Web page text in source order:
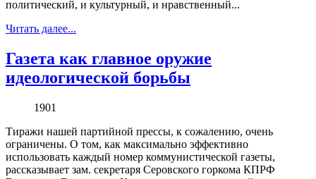
политический, и культурный, и нравственный...
Читать далее...
Газета как главное оружие
идеологической борьбы
1901
Тиражи нашей партийной прессы, к сожалению, очень
ограничены. О том, как максимально эффективно
использовать каждый номер коммунистической газеты,
рассказывает зам. секретаря Серовского горкома КПРФ